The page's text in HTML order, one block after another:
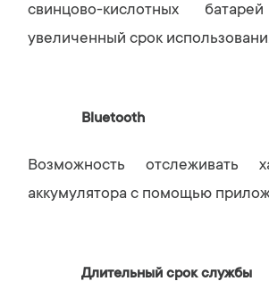
свинцово-кислотных
увеличенный срок
Bluetooth
Возможность отслеживать
аккумулятора с помощью
Длительный срок службы